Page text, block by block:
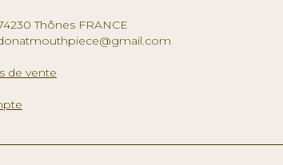
Thônes FRANCE
de vente